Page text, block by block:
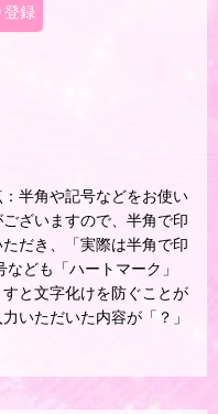
登録
半角や記号などをお使い
ざいますので、半角で印
だき、「実際は半角で印
ども「ハートマーク」
と文字化けを防ぐことが
いただいた内容が「？」